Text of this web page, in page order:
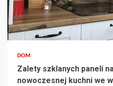
4 min read
DOM
Zalety szklanych paneli
nowoczesnej kuchni we